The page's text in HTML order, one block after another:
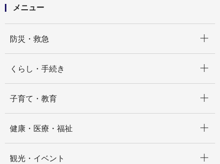
メニュー
防災・救急
くらし・手続き
子育て・教育
健康・医療・福祉
観光・イベント